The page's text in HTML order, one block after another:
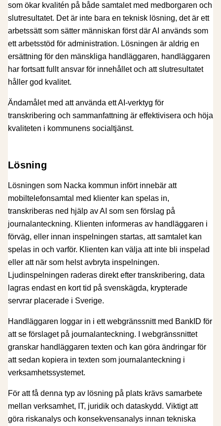
som ökar kvalitén på både samtalet med medborgaren och
slutresultatet. Det är inte bara en teknisk lösning, det är ett
arbetssätt som sätter människan först där AI används som
ett arbetsstöd för administration. Lösningen är aldrig en
ersättning för den mänskliga handläggaren, handläggaren
har fortsatt fullt ansvar för innehållet och att slutresultatet
håller god kvalitet.
Ändamålet med att använda ett AI-verktyg för
transkribering och sammanfattning är effektivisera och höja
kvaliteten i kommunens socialtjänst.
Lösning
Lösningen som Nacka kommun infört innebär att
mobiltelefonsamtal med klienter kan spelas in,
transkriberas ned hjälp av AI som sen förslag på
journalanteckning. Klienten informeras av handläggaren i
förväg, eller innan inspelningen startas, att samtalet kan
spelas in och varför. Klienten kan välja att inte bli inspelad
eller att när som helst avbryta inspelningen.
Ljudinspelningen raderas direkt efter transkribering, data
lagras endast en kort tid på svenskägda, krypterade
servrar placerade i Sverige.
Handläggaren loggar in i ett webgränssnitt med BankID för
att se förslaget på journalanteckning. I webgränssnittet
granskar handläggaren texten och kan göra ändringar för
att sedan kopiera in texten som journalanteckning i
verksamhetssystemet.
För att få denna typ av lösning på plats krävs samarbete
mellan verksamhet, IT, juridik och dataskydd. Viktigt att
göra riskanalys och konsekvensanalys innan tekniska